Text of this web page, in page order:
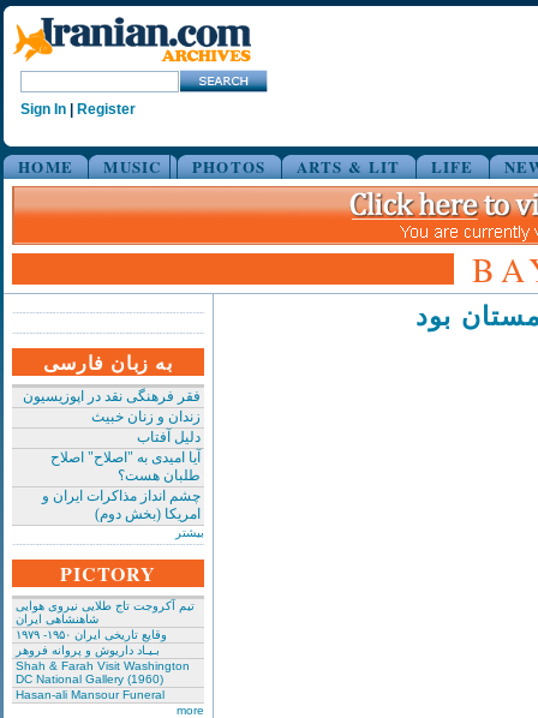
Sign In Register
HOME MUSIC PHOTOS ARTS & LIT LIFE
به زبان فارسی
فقر فرهنگی نقد در اپوزیسیون
زندان و زنان خبیث
دلیل آفتاب
آیا امیدی به "اصلاح" اصلاح
طلبان هست؟
چشم انداز مذاکرات ایران و
امریکا (بخش دوم)
بیشتر
PICTORY
تیم آکروجت تاج طلایی نیروی هوایی
شاهنشاهی ایران
وقایع تاریخی‌ ایران ۱۹۵۰- ۱۹۷۹
بـیـاد داریوش و پروانه فروهر
Shah & Farah Visit Washington
DC National Gallery (1960)
Hasan-ali Mansour Funeral
more
بود